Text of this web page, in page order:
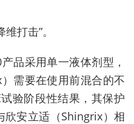
打击”。
产品采用单一液体剂型，
）需要在使用前混合的不
验阶段性结果，其保护
欣安立适（Shingrix）相